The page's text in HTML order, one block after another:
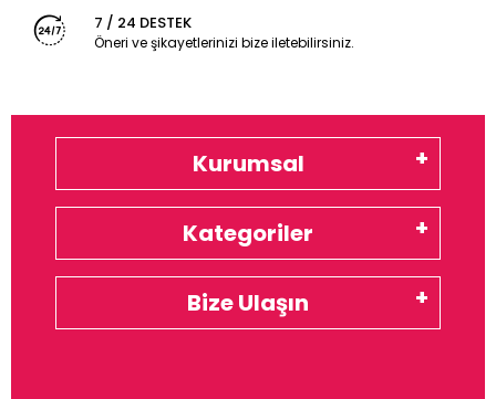
7 / 24 DESTEK
Öneri ve şikayetlerinizi bize iletebilirsiniz.
Kurumsal
Kategoriler
Bize Ulaşın